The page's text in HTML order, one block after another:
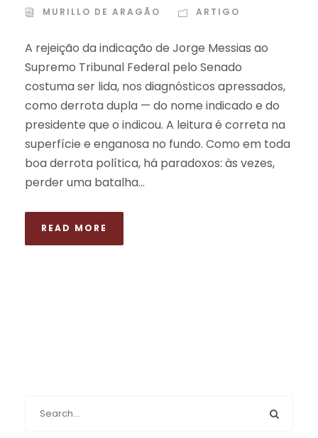
MURILLO DE ARAGÃO
ARTIGO
A rejeição da indicação de Jorge Messias ao
Supremo Tribunal Federal pelo Senado
costuma ser lida, nos diagnósticos apressados,
como derrota dupla — do nome indicado e do
presidente que o indicou. A leitura é correta na
superfície e enganosa no fundo. Como em toda
boa derrota política, há paradoxos: às vezes,
perder uma batalha...
READ MORE